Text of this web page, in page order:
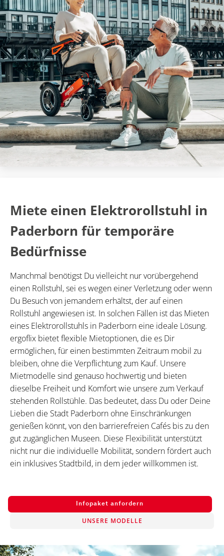
Miete einen Elektrorollstuhl in
Paderborn für temporäre
Bedürfnisse
Manchmal benötigst Du vielleicht nur vorübergehend
einen Rollstuhl, sei es wegen einer Verletzung oder wenn
Du Besuch von jemandem erhältst, der auf einen
Rollstuhl angewiesen ist. In solchen Fällen ist das Mieten
eines Elektrorollstuhls in Paderborn eine ideale Lösung.
ergoflix bietet flexible Mietoptionen, die es Dir
ermöglichen, für einen bestimmten Zeitraum mobil zu
bleiben, ohne die Verpflichtung zum Kauf. Unsere
Mietmodelle sind genauso hochwertig und bieten
dieselbe Freiheit und Komfort wie unsere zum Verkauf
stehenden Rollstühle. Das bedeutet, dass Du oder Deine
Lieben die Stadt Paderborn ohne Einschränkungen
genießen könnt, von den barrierefreien Cafés bis zu den
gut zugänglichen Museen. Diese Flexibilität unterstützt
nicht nur die individuelle Mobilität, sondern fördert auch
ein inklusives Stadtbild, in dem jeder willkommen ist.
Infopaket anfordern
UNSERE MODELLE